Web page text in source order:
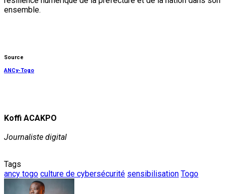
ensemble.
Source
ANCy-Togo
Koffi ACAKPO
Journaliste digital
Tags
ancy togo culture de cybersécurité sensibilisation Togo